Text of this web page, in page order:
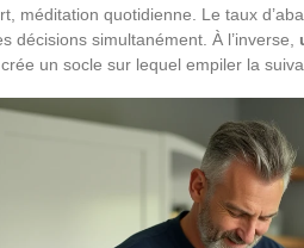
méditation quotidienne. Le taux
décisions simultanément. À l’inverse,
crée un socle sur lequel empiler la